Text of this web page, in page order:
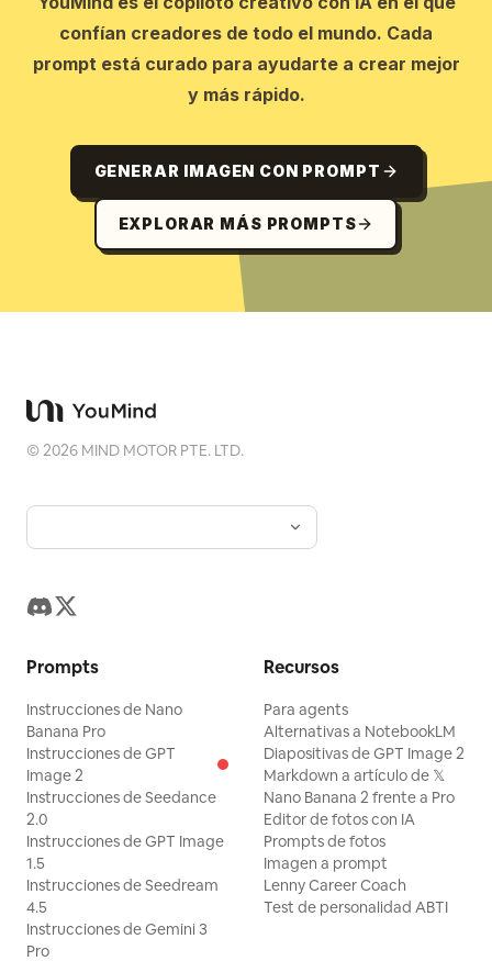
confían creadores de todo el mundo. Cada
prompt está curado para ayudarte a crear mejor
y más rápido.
GENERAR IMAGEN CON PROMPT
EXPLORAR MÁS PROMPTS
©2026 MIND MOTOR PTE. LTD.
Prompts
Instrucciones de Nano
Banana Pro
Instrucciones de GPT
Image 2
Instrucciones de Seedance
2.0
Instrucciones de GPT Image
1.5
Instrucciones de Seedream
4.5
Instrucciones de Gemini 3
Pro
Recursos
Para agents
Alternativas a NotebookLM
Diapositivas de GPT Image 2
Markdown a artículo de 𝕏
Nano Banana 2 frente a Pro
Editor de fotos con IA
Prompts de fotos
Imagen a prompt
Lenny Career Coach
Test de personalidad ABTI